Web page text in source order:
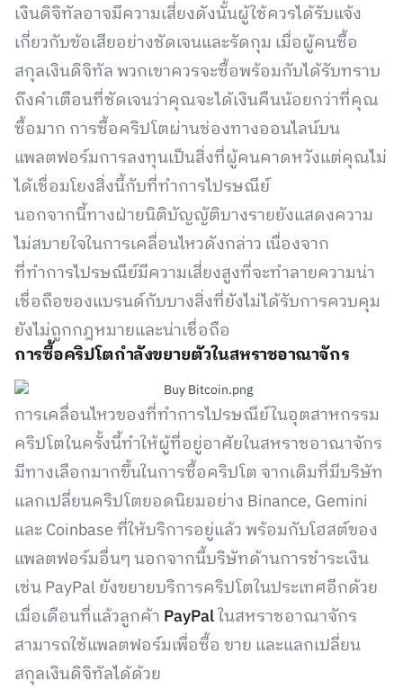
เงินดิจิทัลอาจมีความเสี่ยงดังนั้นผู้ใช้ควรได้รับแจ้ง
เกี่ยวกับข้อเสียอย่างชัดเจนและรัดกุม เมื่อผู้คนซื้อ
สกุลเงินดิจิทัล พวกเขาควรจะซื้อพร้อมกับได้รับทราบ
ถึงคำเตือนที่ชัดเจนว่าคุณจะได้เงินคืนน้อยกว่าที่คุณ
ซื้อมาก การซื้อคริปโตผ่านช่องทางออนไลน์บน
แพลตฟอร์มการลงทุนเป็นสิ่งที่ผู้คนคาดหวังแต่คุณไม่
ได้เชื่อมโยงสิ่งนี้กับที่ทำการไปรษณีย์
นอกจากนี้ทางฝ่ายนิติบัญญัติบางรายยังแสดงความ
ไม่สบายใจในการเคลื่อนไหวดังกล่าว เนื่องจาก
ที่ทำการไปรษณีย์มีความเสี่ยงสูงที่จะทำลายความน่า
เชื่อถือของแบรนด์กับบางสิ่งที่ยังไม่ได้รับการควบคุม
ยังไม่ถูกกฎหมายและน่าเชื่อถือ
การซื้อคริปโตกำลังขยายตัวในสหราชอาณาจักร
การเคลื่อนไหวของที่ทำการไปรษณีย์ในอุตสาหกรรม
คริปโตในครั้งนี้ทำให้ผู้ที่อยู่อาศัยในสหราชอาณาจักร
มีทางเลือกมากขึ้นในการซื้อคริปโต จากเดิมที่มีบริษัท
แลกเปลี่ยนคริปโตยอดนิยมอย่าง Binance, Gemini
และ Coinbase ที่ให้บริการอยู่แล้ว พร้อมกับโฮสต์ของ
แพลตฟอร์มอื่นๆ นอกจากนี้บริษัทด้านการชำระเงิน
เช่น PayPal ยังขยายบริการคริปโตในประเทศอีกด้วย
เมื่อเดือนที่แล้วลูกค้า PayPalในสหราชอาณาจักร
สามารถใช้แพลตฟอร์มเพื่อซื้อ ขาย และแลกเปลี่ยน
สกุลเงินดิจิทัลได้ด้วย